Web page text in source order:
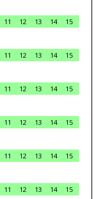
11 12 13 14
15
11 12 13 14
15
11 12 13 14
15
11 12 13 14
15
11 12 13 14
15
11 12 13 14
15